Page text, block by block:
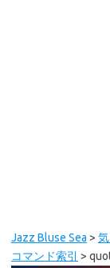
Jazz Bluse Sea >
コマンド索引
>